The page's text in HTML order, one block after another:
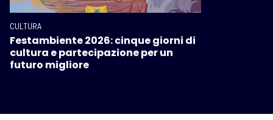
CULTURA
Festambiente 2026: cinque giorni di
cultura e partecipazione per un
futuro migliore